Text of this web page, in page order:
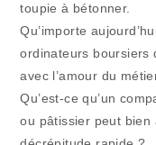
toupie à bétonner.
Qu’importe
ordinateurs boursiers
avec l’amour du
Qu’est-ce qu’un
ou pâtissier peut bien